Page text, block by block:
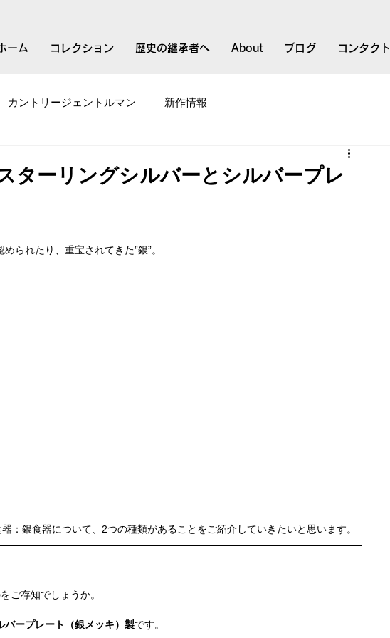
ーム コレクション 歴史の継承者へ About ブログ コンタクト
カントリージェントルマン 新作情報
ターリングシルバーとシルバープレ
られたり、重宝されてきた”銀”。
：銀食器について、2つの種類があることをご紹介していきたいと思います。
ご存知でしょうか。
バープレート（銀メッキ）製です。